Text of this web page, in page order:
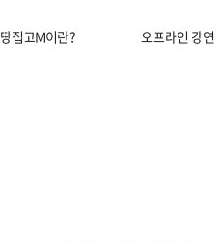
땅집고M이란? 오프라인 강연